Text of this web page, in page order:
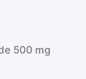
500 mg